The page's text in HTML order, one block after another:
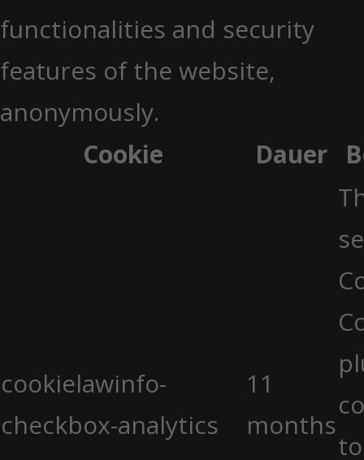
functionalities and security
features of the website,
anonymously.
Cookie
Dauer
cookielawinfo-
checkbox-analytics
11
months